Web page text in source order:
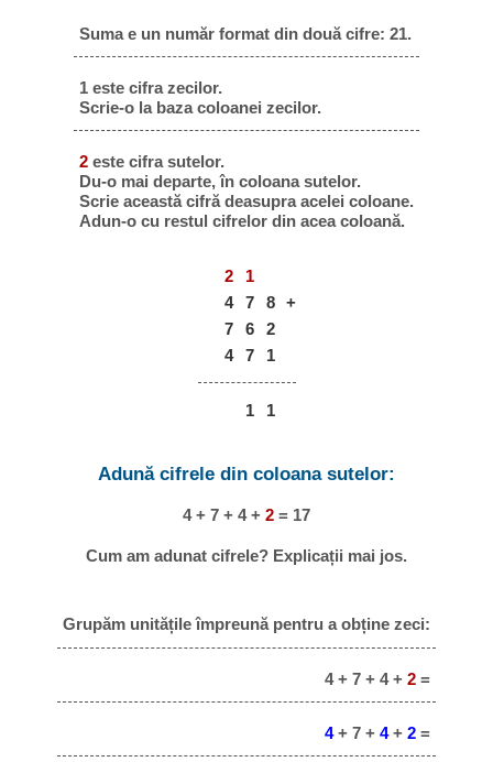
Suma e un număr format din două cifre: 21.
1 este cifra zecilor.
Scrie-o la baza coloanei zecilor.
2 este cifra sutelor.
Du-o mai departe, în coloana sutelor.
Scrie această cifră deasupra acelei coloane.
Adun-o cu restul cifrelor din acea coloană.
2
1
4
7 8
+
7
6
2
4
7 1
1 1
Adună cifrele din coloana sutelor:
4 + 7 + 4 + 2 = 17
Cum am adunat cifrele? Explicații mai jos.
Grupăm unitățile împreună pentru a obține zeci:
4 + 7 + 4 + 2 =
4+ 7 + 4+ 2 =